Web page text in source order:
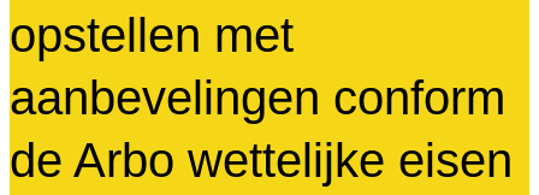
opstellen met
aanbevelingen conform
de Arbo wettelijke eisen